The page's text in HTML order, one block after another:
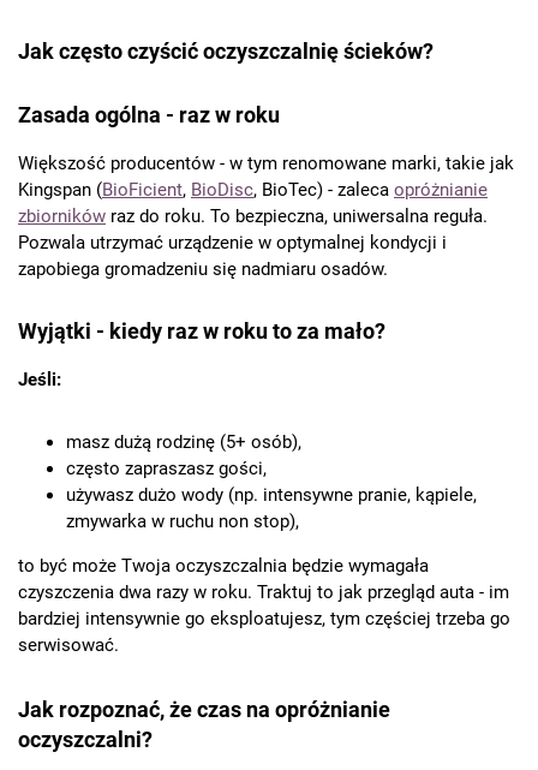
Jak często czyścić oczyszczalnię ścieków?
Zasada ogólna - raz w roku
Większość producentów - w tym renomowane marki, takie jak
Kingspan (BioFicient, BioDisc, BioTec) - zaleca opróżnianie
zbiorników raz do roku. To bezpieczna, uniwersalna reguła.
Pozwala utrzymać urządzenie w optymalnej kondycji i
zapobiega gromadzeniu się nadmiaru osadów.
Wyjątki - kiedy raz w roku to za mało?
Jeśli:
masz dużą rodzinę (5+ osób),
często zapraszasz gości,
używasz dużo wody (np. intensywne pranie, kąpiele,
zmywarka w ruchu non stop),
to być może Twoja oczyszczalnia będzie wymagała
czyszczenia dwa razy w roku. Traktuj to jak przegląd auta - im
bardziej intensywnie go eksploatujesz, tym częściej trzeba go
serwisować.
Jak rozpoznać, że czas na opróżnianie
oczyszczalni?